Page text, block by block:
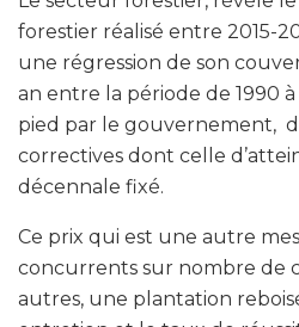
forestier réalisé entre 2015-
une régression de son
an entre la période de 1990 à
pied par le gouvernement,
correctives dont celle
décennale fixé.
Ce prix qui est une autre
concurrents sur nombre de
autres, une plantation